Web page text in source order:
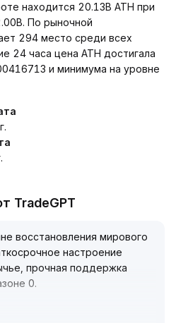
находится 20.13B ATH при
По рыночной
294 место среди всех
24 часа цена ATH достигала
и минимума на уровне
TradeGPT
восстановления мирового
настроение
прочная поддержка
0.